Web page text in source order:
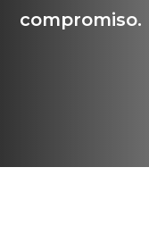
compromiso.